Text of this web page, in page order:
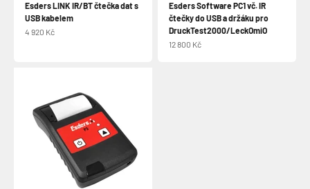
Esders LINK IR/BT čtečka dat s
USB kabelem
Prodejní cena
4 920 Kč
Esders Software PC1 vč. IR
čtečky do USB a držáku pro
DruckTest2000/LeckOmiO
Prodejní cena
12 800 Kč